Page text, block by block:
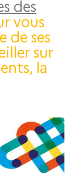
des
vous
de ses
sur
la